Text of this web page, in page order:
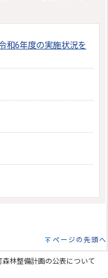
和6年度の実施状況を
ページの先頭へ
林整備計画の公表について